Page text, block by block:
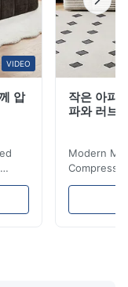
VIDEO
압
gray
작은 아파
파와 러브
Modern
Room